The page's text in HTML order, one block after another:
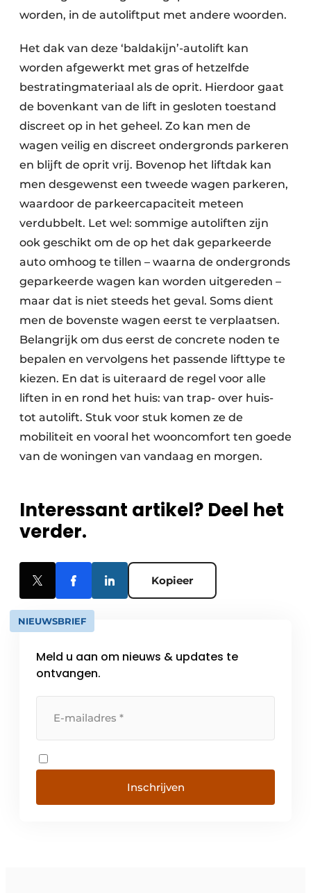
worden, in de autoliftput met andere woorden.
Het dak van deze ‘baldakijn’-autolift kan
worden afgewerkt met gras of hetzelfde
bestratingmateriaal als de oprit. Hierdoor gaat
de bovenkant van de lift in gesloten toestand
discreet op in het geheel. Zo kan men de
wagen veilig en discreet ondergronds parkeren
en blijft de oprit vrij. Bovenop het liftdak kan
men desgewenst een tweede wagen parkeren,
waardoor de parkeercapaciteit meteen
verdubbelt. Let wel: sommige autoliften zijn
ook geschikt om de op het dak geparkeerde
auto omhoog te tillen – waarna de ondergronds
geparkeerde wagen kan worden uitgereden –
maar dat is niet steeds het geval. Soms dient
men de bovenste wagen eerst te verplaatsen.
Belangrijk om dus eerst de concrete noden te
bepalen en vervolgens het passende lifttype te
kiezen. En dat is uiteraard de regel voor alle
liften in en rond het huis: van trap- over huis-
tot autolift. Stuk voor stuk komen ze de
mobiliteit en vooral het wooncomfort ten goede
van de woningen van vandaag en morgen.
Interessant artikel? Deel het
verder.
Kopieer
NIEUWSBRIEF
Meld u aan om nieuws & updates te
ontvangen.
Inschrijven